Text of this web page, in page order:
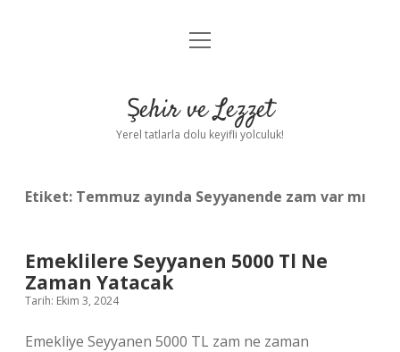
Anasayfa
Yasal Uyarı
menüyü
Şehir ve Lezzet
Yerel tatlarla dolu keyifli yolculuk!
Etiket: Temmuz ayında Seyyanende zam var mı
Emeklilere Seyyanen 5000 Tl Ne
Zaman Yatacak
Tarih: Ekim 3, 2024
Emekliye Seyyanen 5000 TL zam ne zaman